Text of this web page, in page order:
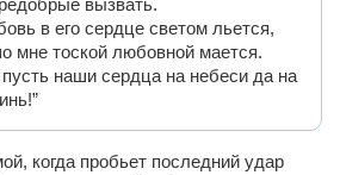
вызвать.
в его сердце светом льется,
мне тоской любовной мается.
наши сердца на небеси да на
когда пробьет последний удар